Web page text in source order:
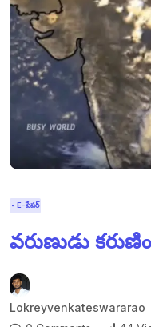
- E-పేపర్
వరుణుడు
Lokreyvenkateswararao